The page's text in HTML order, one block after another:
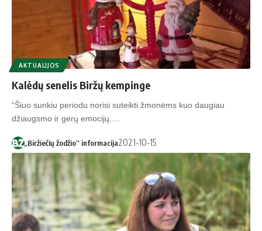
AKTUALIJOS
Kalėdų senelis Biržų kempinge
“Šiuo sunkiu periodu norisi suteikti žmonėms kuo daugiau
džiaugsmo ir gerų emocijų,…
„Biržiečių žodžio“ informacija2021-10-15